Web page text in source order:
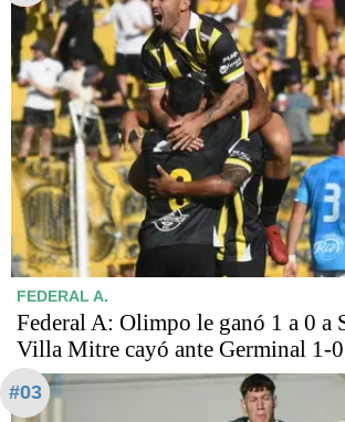
FEDERAL A.
Federal A: Olimpo le ganó 1 a 0 a
Villa Mitre cayó ante Germinal 1-0
#03